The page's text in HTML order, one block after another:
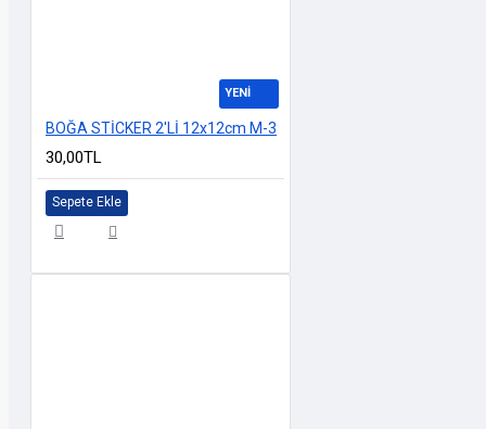
YENİ
BOĞA STİCKER 2'Lİ 12x12cm M-3
30,00TL
Sepete Ekle